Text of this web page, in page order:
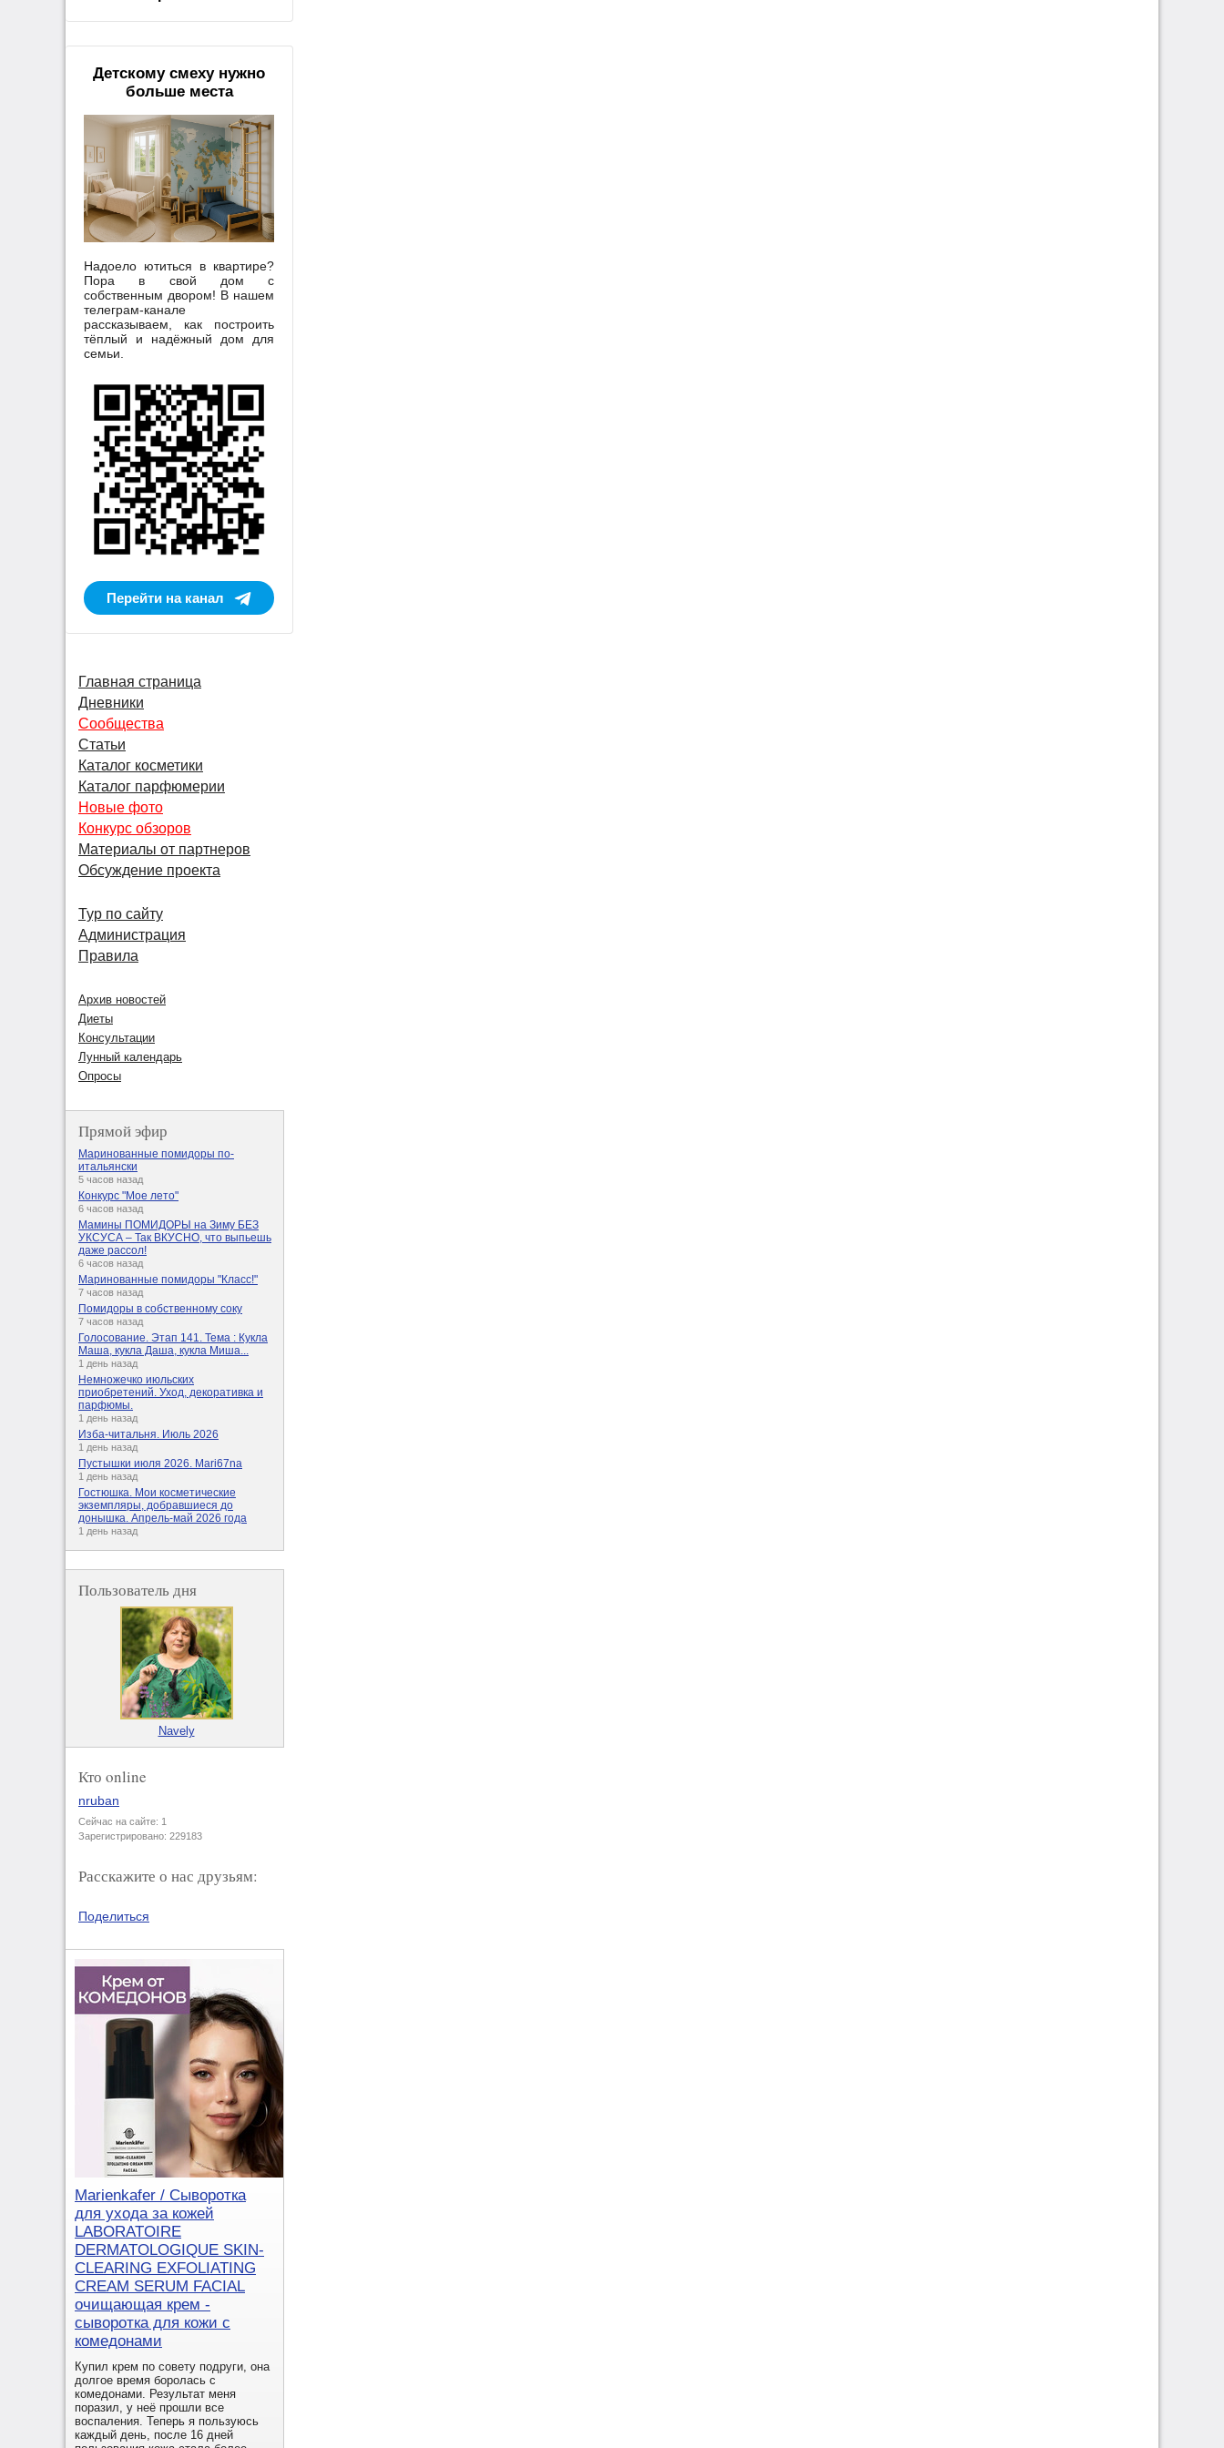
Детскому смеху нужно
больше места
Надоело ютиться в квартире?
Пора в свой дом с
собственным двором! В нашем
телеграм-канале
рассказываем, как построить
тёплый и надёжный дом для
семьи.
Перейти на канал
Главная страница
Дневники
Сообщества
Статьи
Каталог косметики
Каталог парфюмерии
Новые фото
Конкурс обзоров
Материалы от партнеров
Обсуждение проекта
Тур по сайту
Администрация
Правила
Архив новостей
Диеты
Консультации
Лунный календарь
Опросы
Прямой эфир
Маринованные помидоры по-
итальянски
5 часов назад
Конкурс "Мое лето"
6 часов назад
Мамины ПОМИДОРЫ на Зиму БЕЗ
УКСУСА – Так ВКУСНО, что выпьешь
даже рассол!
6 часов назад
Маринованные помидоры "Класс!"
7 часов назад
Помидоры в собственному соку
7 часов назад
Голосование. Этап 141. Тема : Кукла
Маша, кукла Даша, кукла Миша...
1 день назад
Немножечко июльских
приобретений. Уход, декоративка и
парфюмы.
1 день назад
Изба-читальня. Июль 2026
1 день назад
Пустышки июля 2026. Mari67na
1 день назад
Гостюшка. Мои косметические
экземпляры, добравшиеся до
донышка. Апрель-май 2026 года
1 день назад
Пользователь дня
Navely
Кто online
nruban
Сейчас на сайте: 1
Зарегистрировано: 229183
Расскажите о нас друзьям:
Поделиться
Marienkafer / Сыворотка
для ухода за кожей
LABORATOIRE
DERMATOLOGIQUE SKIN-
CLEARING EXFOLIATING
CREAM SERUM FACIAL
очищающая крем -
сыворотка для кожи с
комедонами
Купил крем по совету подруги, она
долгое время боролась с
комедонами. Результат меня
поразил, у неё прошли все
воспаления. Теперь я пользуюсь
каждый день, после 16 дней